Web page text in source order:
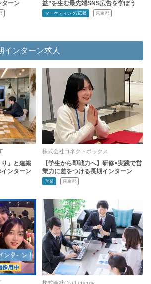
ターン
益”を生む最先端SNS広告を学ぼう
マーケティング/広報 東京都
インターン求人
」と建築
ンターン
株式会社コネクトボックス
【学生から即戦力へ】研修×実践で営
業力に差をつける長期インターン
営業 東京都